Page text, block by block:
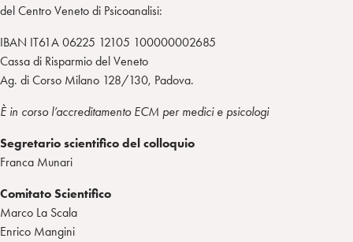
del Centro Veneto di Psicoanalisi:
IBAN IT61A 06225 12105 100000002685
Cassa di Risparmio del Veneto
Ag. di Corso Milano 128/130, Padova.
È in corso l’accreditamento ECM per medici e psicologi
Segretario scientifico del colloquio
Franca Munari
Comitato Scientifico
Marco La Scala
Enrico Mangini